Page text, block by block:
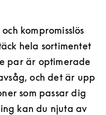
kompromisslös
hela sortimentet
par är optimerade
och det är upp
som passar dig
kan du njuta av